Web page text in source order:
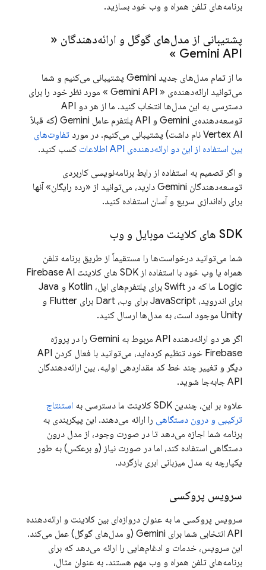
برنامه‌های تلفن همراه و وب خود بسازید.
پشتیبانی از مدل‌های گوگل و ارائه‌دهندگان «
Gemini API
»
ما از تمام مدل‌های جدید Gemini پشتیبانی می‌کنیم و شما
می‌توانید ارائه‌دهنده‌ی « Gemini API » مورد نظر خود را برای
دسترسی به این مدل‌ها انتخاب کنید. ما از هر دو API
توسعه‌دهنده‌ی Gemini
و API پلتفرم عامل
Gemini (که قبلاً
Vertex AI نام داشت)
پشتیبانی می‌کنیم. در مورد تفاوت‌های
بین استفاده از این دو ارائه‌دهنده‌ی API اطلاعات
کسب کنید.
و اگر تصمیم به استفاده از رابط برنامه‌نویسی کاربردی
توسعه‌دهندگان Gemini
دارید، می‌توانید از «رده رایگان» آنها
برای راه‌اندازی سریع و آسان استفاده کنید.
SDK های کلاینت موبایل و وب
شما می‌توانید درخواست‌ها را مستقیماً از طریق برنامه تلفن
همراه یا وب خود با استفاده از SDK های کلاینت
Firebase AI
Logic
ما که در Swift برای پلتفرم‌های اپل، Kotlin و Java
برای اندروید، JavaScript برای وب، Dart برای Flutter و
Unity موجود است، به مدل‌ها ارسال کنید.
اگر هر دو ارائه‌دهنده API مربوط به Gemini
را در پروژه
Firebase خود تنظیم کرده‌اید، می‌توانید با فعال کردن API
دیگر و تغییر چند خط کد مقداردهی اولیه، بین ارائه‌دهندگان
API جابه‌جا شوید.
علاوه بر این، چندین SDK کلاینت ما دسترسی به
استنتاج
ترکیبی و درون دستگاهی را ارائه می‌دهند. این پیکربندی به
برنامه شما اجازه می‌دهد تا در صورت وجود، از مدل درون
دستگاهی استفاده کند، اما در صورت نیاز (و برعکس) به طور
یکپارچه به مدل میزبانی ابری بازگردد.
سرویس پروکسی
سرویس پروکسی ما به عنوان دروازه‌ای بین کلاینت و ارائه‌دهنده
API انتخابی شما برای Gemini
(و مدل‌های گوگل) عمل می‌کند.
این سرویس، خدمات و ادغام‌هایی را ارائه می‌دهد که برای
برنامه‌های تلفن همراه و وب مهم هستند. به عنوان مثال،